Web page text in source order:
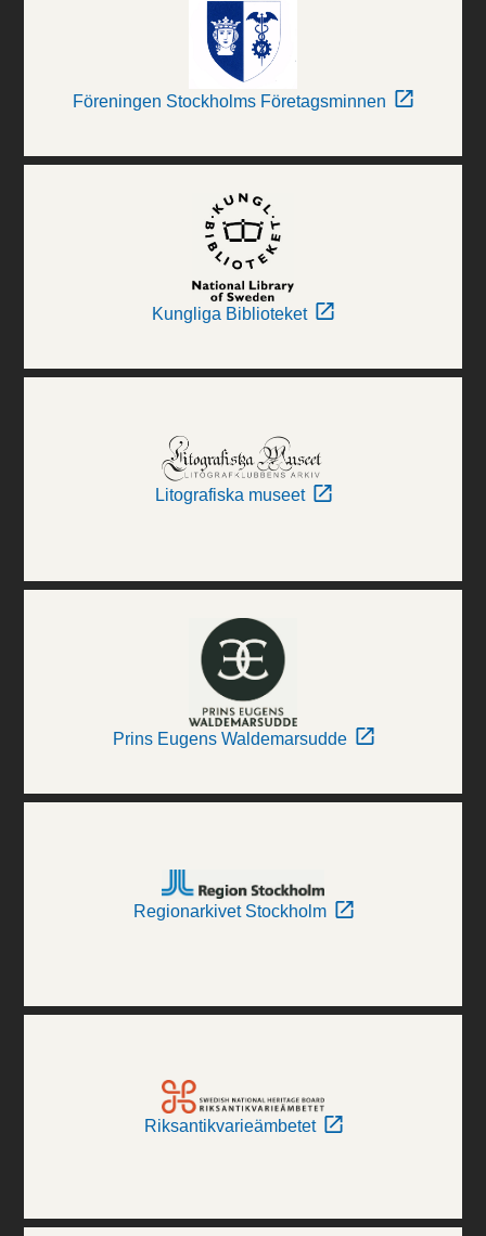
Föreningen Stockholms Företagsminnen
Kungliga Biblioteket
Litografiska museet
Prins Eugens Waldemarsudde
Regionarkivet Stockholm
Riksantikvarieämbetet